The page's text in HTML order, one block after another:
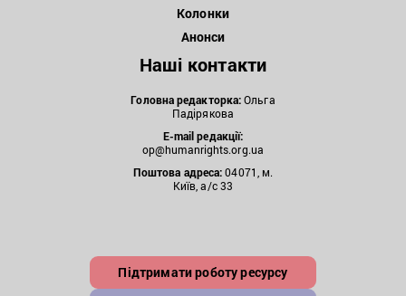
Колонки
Анонси
Наші контакти
Головна редакторка:Ольга
Падірякова
E-mail редакції:
op@humanrights.org.ua
Поштова адреса:04071, м.
Київ, а/с 33
Підтримати роботу ресурсу